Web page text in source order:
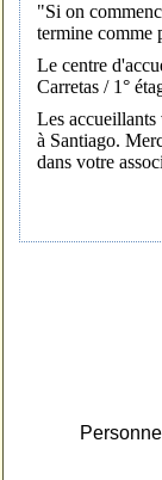
"Si on
termine comme
Le centre
Carretas / 1°
Les
à Santiago.
dans votre